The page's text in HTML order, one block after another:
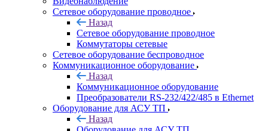
Сетевое оборудование проводное
Назад
Сетевое оборудование проводное
Коммутаторы сетевые
Сетевое оборудование беспроводное
Коммуникационное оборудование
Назад
Коммуникационное оборудование
Преобразователи RS-232/422/485 в Ethernet
Оборудование для АСУ ТП
Назад